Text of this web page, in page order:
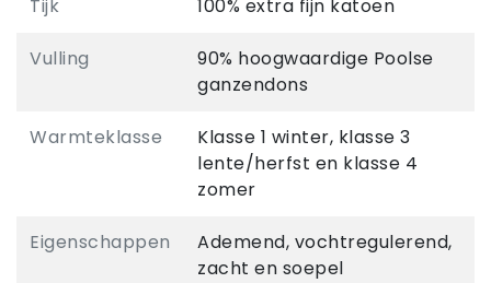
Tijk 100% extra fijn katoen
Vulling
90% hoogwaardige Poolse
ganzendons
Warmteklasse
Klasse 1 winter, klasse 3
lente/herfst en klasse 4
zomer
Eigenschappen
Ademend, vochtregulerend,
zacht en soepel